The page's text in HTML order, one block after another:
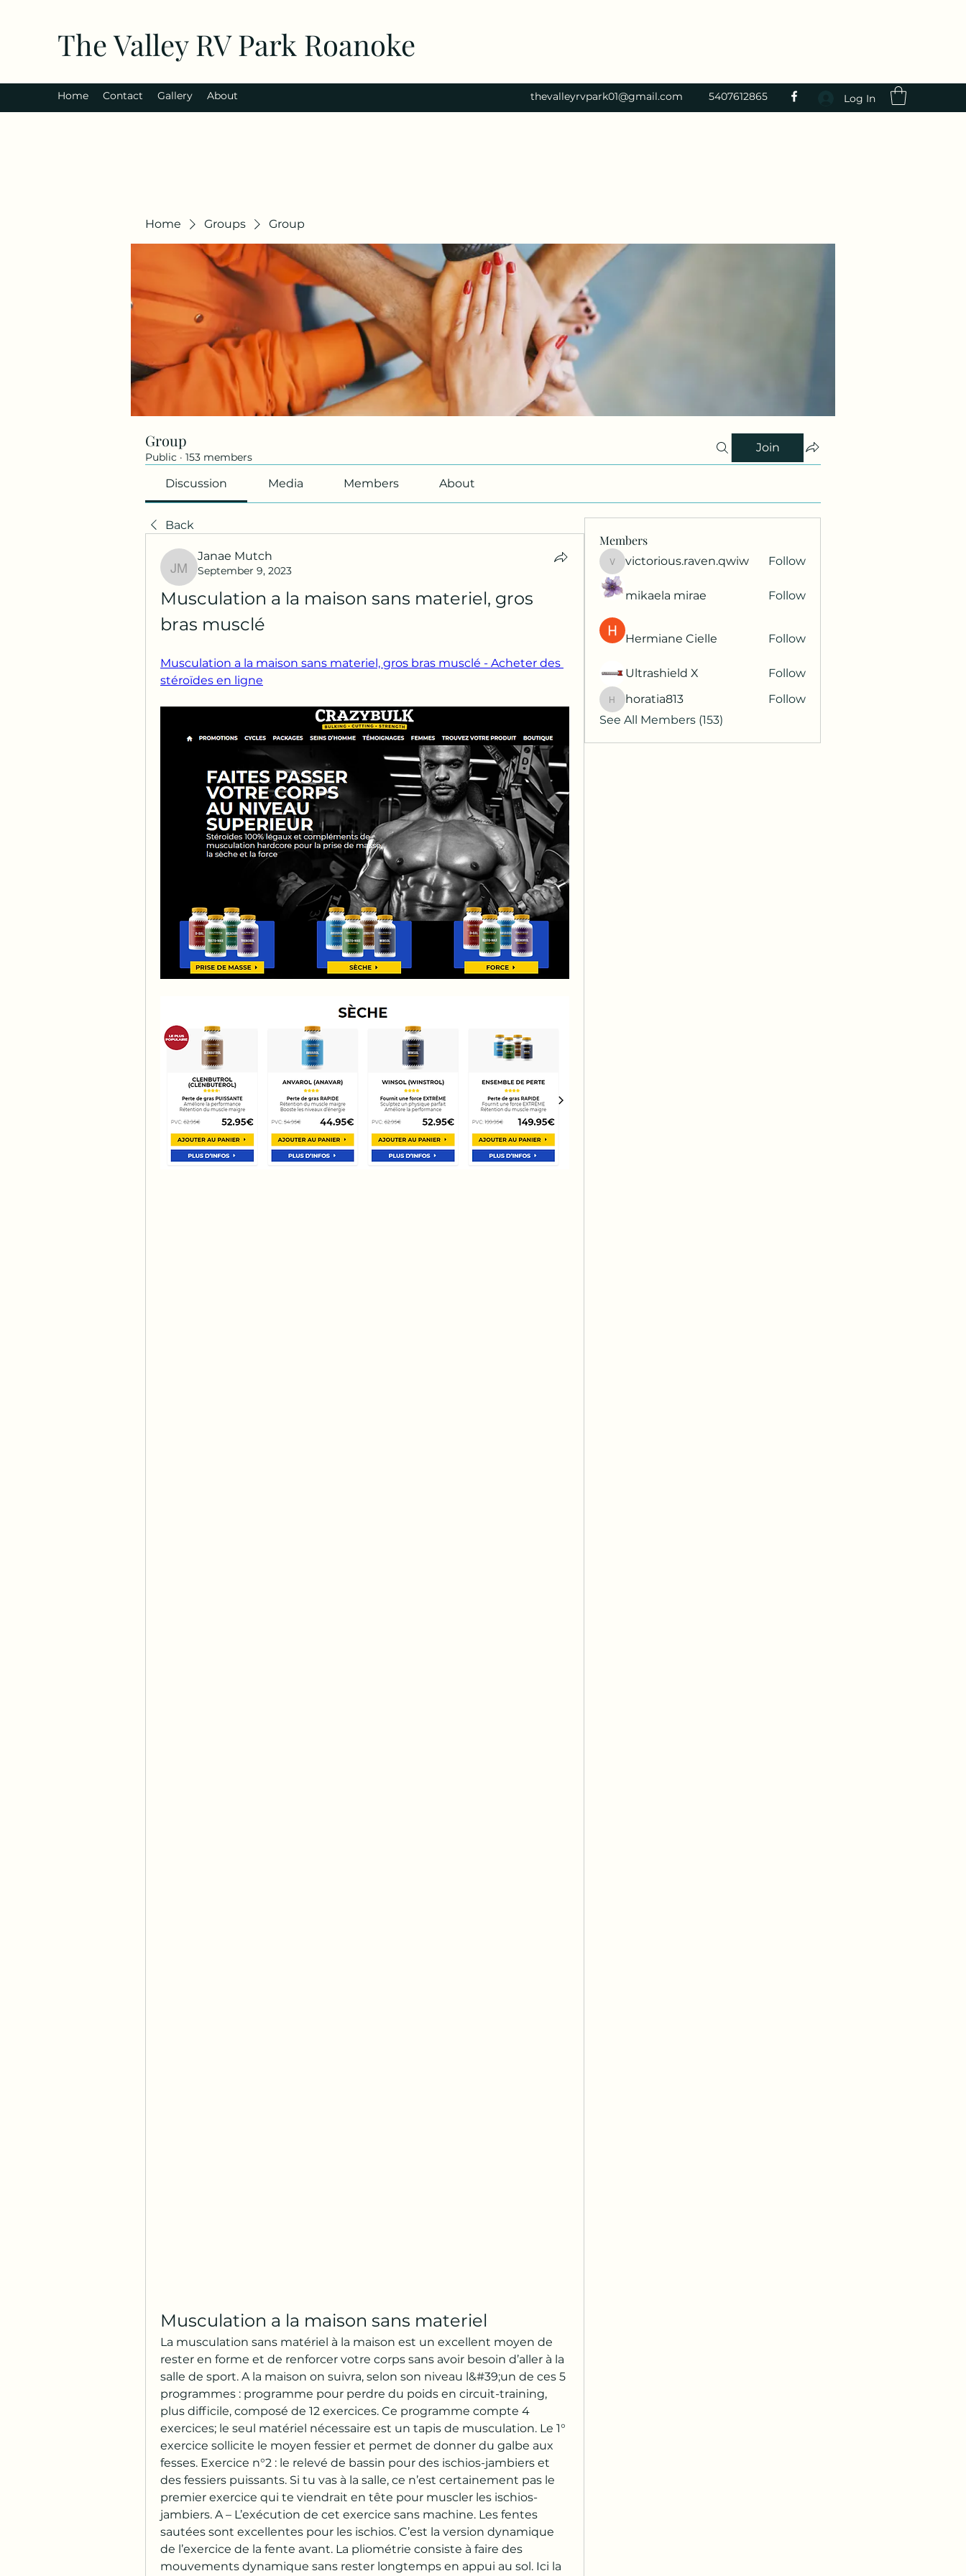
The Valley RV Park Roanoke
Home Contact Gallery About thevalleyrvpark01@gmail.com 5407612865 Log In
Home Groups Group
Group
Public · 153 members
Join
Discussion Media Members About
Back
Janae Mutch
Janae Mutch
September 9, 2023
Musculation a la maison sans materiel, gros
bras musclé
Musculation a la maison sans materiel, gros bras musclé - Acheter des
stéroïdes en ligne
Musculation a la maison sans materiel
La musculation sans matériel à la maison est un excellent moyen de
rester en forme et de renforcer votre corps sans avoir besoin d’aller à la
salle de sport. A la maison on suivra, selon son niveau l&#39;un de ces 5
programmes : programme pour perdre du poids en circuit-training,
plus difficile, composé de 12 exercices. Ce programme compte 4
exercices; le seul matériel nécessaire est un tapis de musculation. Le 1°
exercice sollicite le moyen fessier et permet de donner du galbe aux
fesses. Exercice n°2 : le relevé de bassin pour des ischios-jambiers et
des fessiers puissants. Si tu vas à la salle, ce n’est certainement pas le
premier exercice qui te viendrait en tête pour muscler les ischios-
jambiers. A – L’exécution de cet exercice sans machine. Les fentes
sautées sont excellentes pour les ischios. C’est la version dynamique
de l’exercice de la fente avant. La pliométrie consiste à faire des
mouvements dynamique sans rester longtemps en appui au sol. Ici la
Members
victorious.raven.qwiw
victorious.raven.qwiw Follow
mikaela mirae Follow
Hermiane Cielle Follow
Ultrashield X Follow
horatia813
horatia813
Follow
See All Members (153)